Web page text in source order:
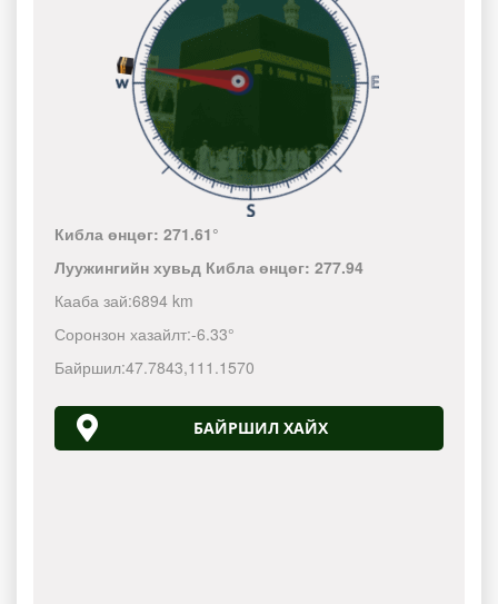
Кибла өнцөг:271.61°
Луужингийн хувьд Кибла өнцөг:277.94
Кааба зай:6894 km
Соронзон хазайлт:-6.33°
Байршил:47.7843,111.1570
БАЙРШИЛ XАЙХ